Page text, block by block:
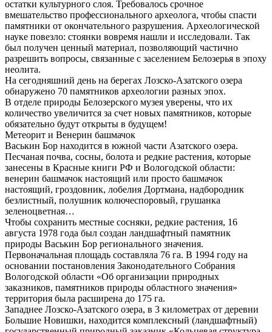
остатки культурного слоя. Требовалось срочное
вмешательство профессионального археолога, чтобы спасти
памятники от окончательного разрушения. Археологической
науке повезло: стоянки вовремя нашли и исследовали. Так
был получен ценный материал, позволяющий частично
разрешить вопросы, связанные с заселением Белозерья в эпоху
неолита.
На сегодняшний день на берегах Лозско-Азатского озера
обнаружено 70 памятников археологии разных эпох.
В отделе природы Белозерского музея уверены, что их
количество увеличится за счет новых памятников, которые
обязательно будут открыты в будущем!
Метеорит и Венерин башмачок
Васькин Бор находится в южной части Азатского озера.
Песчаная почва, сосны, болота и редкие растения, которые
занесены в Красные книги РФ и Вологодской области:
венерин башмачок настоящий или просто башмачок
настоящий, гроздовник, лобелия Дортмана, надбородник
безлистный, полушник колючеспоровый, грушанка
зеленоцветная…
Чтобы сохранить местные сосняки, редкие растения, 16
августа 1978 года был создан ландшафтный памятник
природы Васькин Бор регионального значения.
Первоначальная площадь составляла 76 га. В 1994 году на
основании постановления Законодательного Собрания
Вологодской области «Об организации природных
заказников, памятников природы областного значения»
территория была расширена до 175 га.
Западнее Лозско-Азатского озера, в 3 километрах от деревни
Большие Новишки, находится комплексный (ландшафтный)